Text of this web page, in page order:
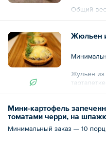
Общий
Жюльен
Жульен из
тарталетке.
Мини-картофель
томатами черри, на
Минимальный заказ — 10